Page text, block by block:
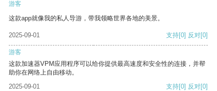
游客
这款app就像我的私人导游，带我领略世界各地的美景。
2025-09-01 支持[0] 反对[0]
游客
这款加速器VPM应用程序可以给你提供最高速度和安全性的连接，并帮
助你在网络上自由移动。
2025-09-01
支持[0] 反对[0]